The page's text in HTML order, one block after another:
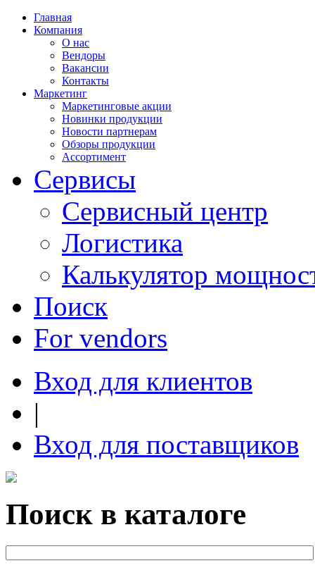
Главная
Компания
О нас
Вендоры
Вакансии
Контакты
Маркетинг
Маркетинговые акции
Новинки продукции
Новости партнерам
Обзоры продукции
Ассортимент
Сервисы
Сервисный центр
Логистика
Калькулятор
Поиск
For vendors
Вход для клиентов
|
Вход для поставщиков
Поиск в каталоге